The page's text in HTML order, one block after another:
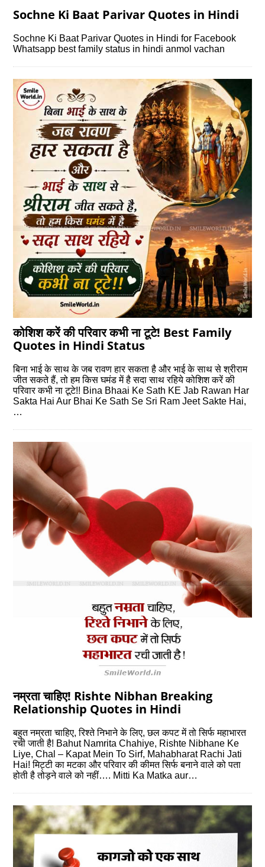
Sochne Ki Baat Parivar Quotes in Hindi
Sochne Ki Baat Parivar Quotes in Hindi for Facebook
Whatsapp best family status in hindi anmol vachan
कोशिश करें की परिवार कभी ना टूटे! Best Family
Quotes in Hindi Status
बिना भाई के साथ के जब रावण हार सकता है और भाई के साथ से श्रीराम
जीत सकते हैं, तो हम किस घमंड में है सदा साथ रहिये कोशिश करें की
परिवार कभी ना टूटे!! Bina Bhaai Ke Sath KE Jab Rawan Har
Sakta Hai Aur Bhai Ke Sath Se Sri Ram Jeet Sakte Hai,
…
नम्रता चाहिए! Rishte Nibhan Breaking
Relationship Quotes in Hindi
बहुत नम्रता चाहिए, रिश्‍ते निभाने के लिए, छल कपट में तो सिर्फ महाभारत
रची जाती है! Bahut Namrita Chahiye, Rishte Nibhane Ke
Liye, Chal – Kapat Mein To Sirf, Mahabharat Rachi Jati
Hai! मिट्टी का मटका और परिवार की कीमत सिर्फ बनाने वाले को पता
होती है तोड़ने वाले को नहीं…. Mitti Ka Matka aur…